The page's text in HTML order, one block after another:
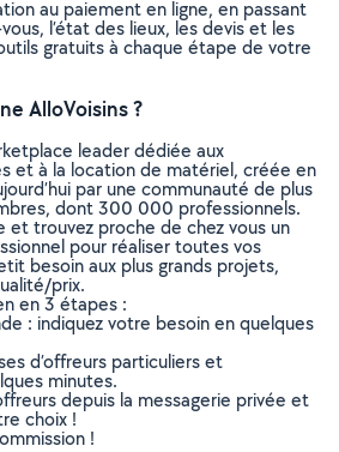
au paiement en ligne, en passant
l’état des lieux, les devis et les
gratuits à chaque étape de votre
AlloVoisins ?
leader dédiée aux
et à la location de matériel, créée en
par une communauté de plus
dont 300 000 professionnels.
et trouvez proche de chez vous un
pour réaliser toutes vos
besoin aux plus grands projets,
prix.
en 3 étapes :
: indiquez votre besoin en quelques
d’offreurs particuliers et
minutes.
depuis la messagerie privée et
choix !
!